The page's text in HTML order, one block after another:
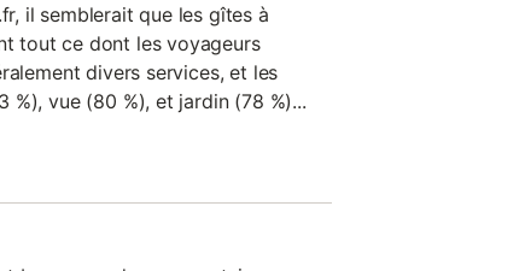
il semblerait que les gîtes à
tout ce dont les voyageurs
divers services, et les
vue (80 %), et jardin (78 %)...